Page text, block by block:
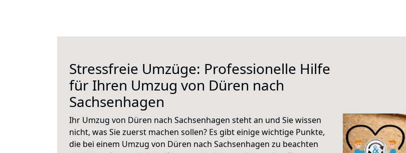
Stressfreie Umzüge: Professionelle Hilfe
für Ihren Umzug von Düren nach
Sachsenhagen
Ihr Umzug von Düren nach Sachsenhagen steht an und Sie wissen
nicht, was Sie zuerst machen sollen? Es gibt einige wichtige Punkte,
die bei einem Umzug von Düren nach Sachsenhagen zu beachten